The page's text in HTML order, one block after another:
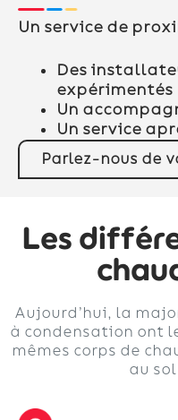
Un service de
Des
expérimentés
Un
Un service
Parlez-nous de
Les
Aujourd’hui, la
à condensation ont
mêmes corps de
au